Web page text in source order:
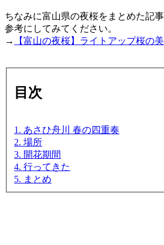
ちなみに富山県の夜桜をまとめた記
参考にしてみてください。
→
【富山の夜桜】ライトアップ桜の
目次
1. あさひ舟川 春の四重奏
2. 場所
3. 開花期間
4. 行ってきた
5. まとめ